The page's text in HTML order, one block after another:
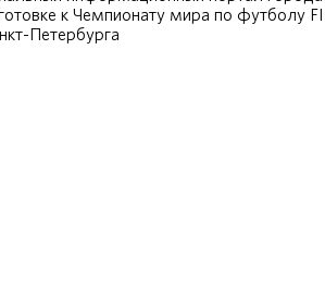
к Чемпионату мира по футболу
Петербурга